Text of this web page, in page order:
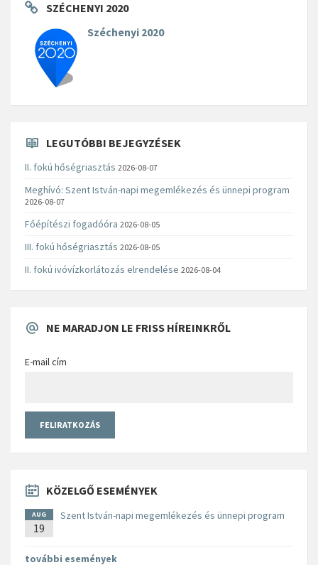
SZÉCHENYI 2020
Széchenyi 2020
LEGUTÓBBI BEJEGYZÉSEK
II. fokú hőségriasztás 2026-08-07
Meghívó: Szent István-napi megemlékezés és ünnepi program
2026-08-07
Főépítészi fogadóóra 2026-08-05
III. fokú hőségriasztás 2026-08-05
II. fokú ivóvízkorlátozás elrendelése 2026-08-04
NE MARADJON LE FRISS HÍREINKRŐL
E-mail cím
KÖZELGŐ ESEMÉNYEK
AUG
19
Szent István-napi megemlékezés és ünnepi program
további események